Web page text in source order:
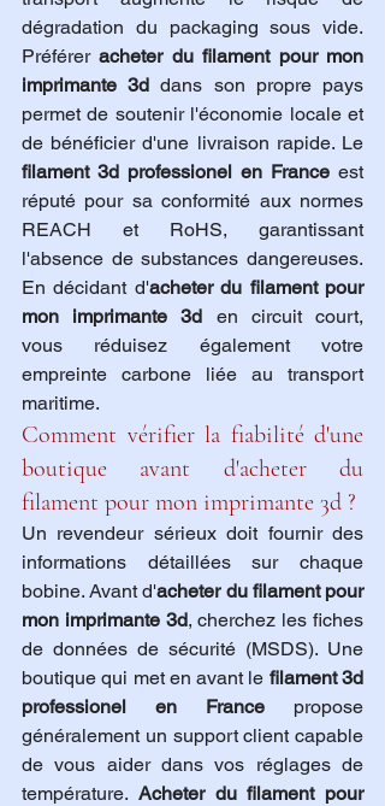
dégradation du packaging sous vide.
Préférer acheter du filament pour mon
imprimante 3d dans son propre pays
permet de soutenir l'économie locale et
filament 3d professionel en France est
réputé pour sa conformité aux normes
REACH et RoHS, garantissant
l'absence de substances dangereuses.
En décidant d'acheter du filament pour
mon imprimante 3d en circuit court,
vous réduisez également votre
empreinte carbone liée au transport
maritime.
Comment vérifier la fiabilité d'une
boutique avant d'acheter du
filament pour mon imprimante 3d ?
Un revendeur sérieux doit fournir des
informations détaillées sur chaque
bobine. Avant d'acheter du filament pour
mon imprimante 3d, cherchez les fiches
de données de sécurité (MSDS). Une
boutique qui met en avant le filament 3d
professionel en France propose
généralement un support client capable
de vous aider dans vos réglages de
température. Acheter du filament pour